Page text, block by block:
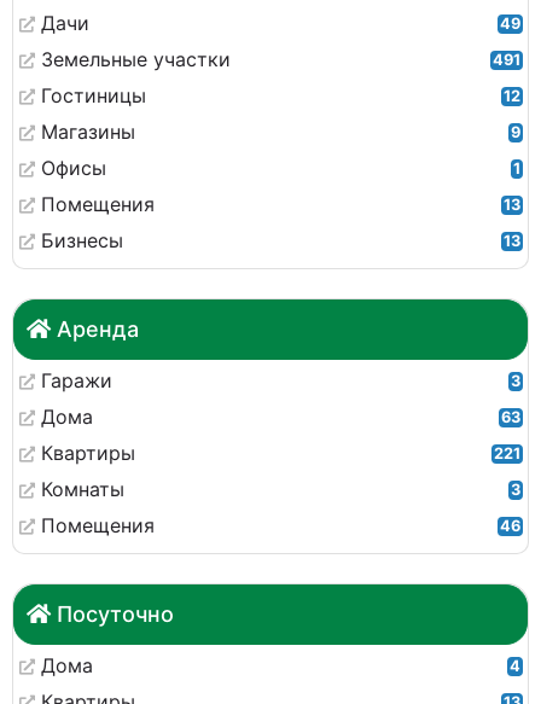
Дачи 49
Земельные участки 491
Гостиницы 12
Магазины 9
Офисы 1
Помещения 13
Бизнесы 13
Аренда
Гаражи 3
Дома 63
Квартиры 221
Комнаты 3
Помещения 46
Посуточно
Дома 4